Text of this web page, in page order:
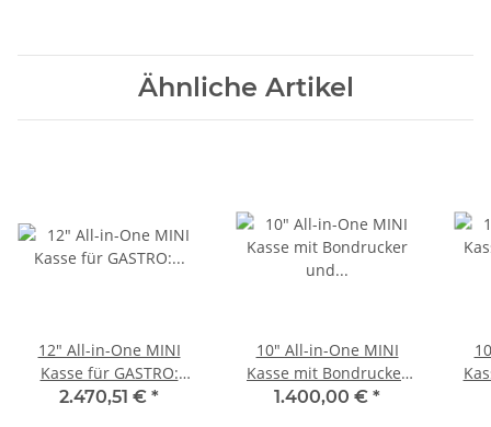
Ähnliche Artikel
12" All-in-One MINI
Kasse für GASTRO:
Touchscreen,
2.470,51 € *
10" All-in-One MINI
Kasse mit Bondrucker
und Kundenanzeige für
1.400,00 € *